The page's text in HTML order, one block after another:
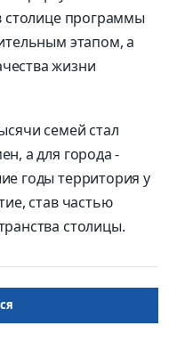
столице программы
этапом, а
жизни
семей стал
а для города -
годы территория у
став частью
столицы.